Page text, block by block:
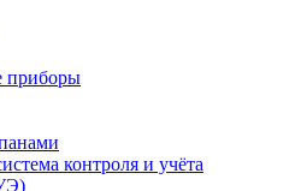
приборы
контроля и учёта